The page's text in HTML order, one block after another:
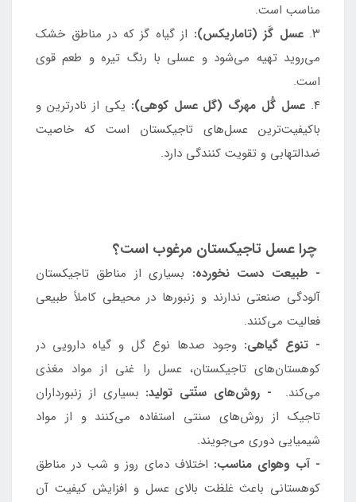
مناسب است.
۳. عسل گَز (تاماریکس): از گیاه گز که در مناطق خشک
می‌روید تهیه می‌شود و عسلی با رنگ تیره و طعم قوی
است.
۴. عسل گُل مهرگ (گل عسل کوهی): یکی از نادرترین و
باکیفیت‌ترین عسل‌های تاجیکستان است که خاصیت
ضدالتهابی و تقویت کنندگی دارد.
چرا عسل تاجیکستان مرغوب است؟
- طبیعت دست نخورده: بسیاری از مناطق تاجیکستان
آلودگی صنعتی ندارند و زنبورها در محیطی کاملاً طبیعی
فعالیت می‌کنند.
- تنوع گیاهی: وجود صدها نوع گل و گیاه دارویی در
کوهستان‌های تاجیکستان، عسل را غنی از مواد مغذی
می‌کند. - روش‌های سنّتی تولید: بسیاری از زنبورداران
تاجیک از روش‌های سنتی استفاده می‌کنند و از مواد
شیمیایی دوری می‌جویند.
- آب وهوای مناسب: اختلاف دمای روز و شب در مناطق
کوهستانی باعث غلظت بالای عسل و افزایش کیفیت آن